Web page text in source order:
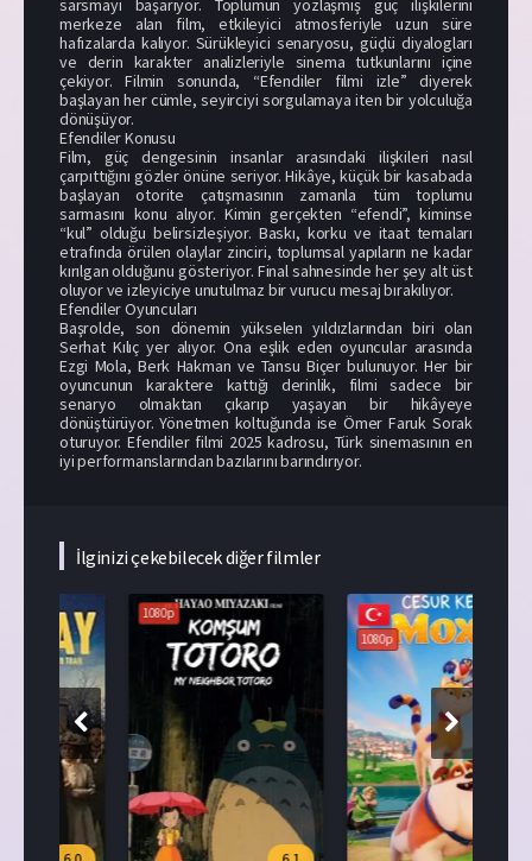
merkeze alan film, etkileyici atmosferiyle uzun süre
hafızalarda kalıyor. Sürükleyici senaryosu, güçlü diyalogları
ve derin karakter analizleriyle sinema tutkunlarını içine
çekiyor. Filmin sonunda, “Efendiler filmi izle” diyerek
başlayan her cümle, seyirciyi sorgulamaya iten bir yolculuğa
dönüşüyor.
Efendiler Konusu
Film, güç dengesinin insanlar arasındaki ilişkileri nasıl
çarpıttığını gözler önüne seriyor. Hikâye, küçük bir kasabada
başlayan otorite çatışmasının zamanla tüm toplumu
sarmasını konu alıyor. Kimin gerçekten “efendi”, kiminse
“kul” olduğu belirsizleşiyor. Baskı, korku ve itaat temaları
etrafında örülen olaylar zinciri, toplumsal yapıların ne kadar
kırılgan olduğunu gösteriyor. Final sahnesinde her şey alt üst
oluyor ve izleyiciye unutulmaz bir vurucu mesaj bırakılıyor.
Efendiler Oyuncuları
Başrolde, son dönemin yükselen yıldızlarından biri olan
Serhat Kılıç yer alıyor. Ona eşlik eden oyuncular arasında
Ezgi Mola, Berk Hakman ve Tansu Biçer bulunuyor. Her bir
oyuncunun karaktere kattığı derinlik, filmi sadece bir
senaryo olmaktan çıkarıp yaşayan bir hikâyeye
dönüştürüyor. Yönetmen koltuğunda ise Ömer Faruk Sorak
oturuyor. Efendiler filmi 2025 kadrosu, Türk sinemasının en
iyi performanslarından bazılarını barındırıyor.
İlginizi çekebilecek diğer filmler
1080p